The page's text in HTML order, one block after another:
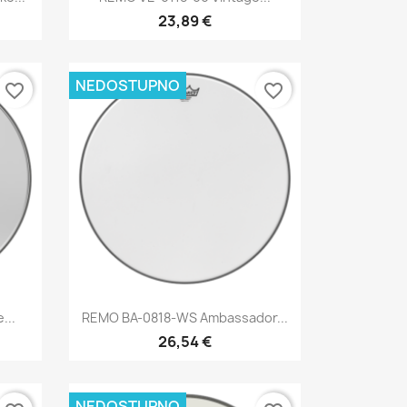
23,89 €
favorite_border
Brzi pregled
REMO BA-0818-WS Ambassador...
26,54 €
NEDOSTUPNO favorite_border